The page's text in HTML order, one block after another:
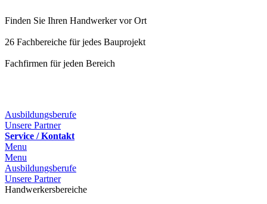
Finden Sie Ihren Handwerker vor Ort
26 Fachbereiche für jedes Bauprojekt
Fachfirmen für jeden Bereich
Ausbildungsberufe
Unsere Partner
Service / Kontakt
Menu
Menu
Ausbildungsberufe
Unsere Partner
Handwerkersbereiche